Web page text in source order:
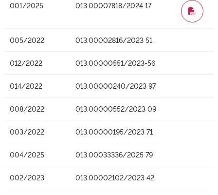
001/2025 013.00007818/2024 17
WORD
005/2022 013.00002816/2023 51
012/2022 013.00000551/2023-56
014/2022 013.00000240/2023 97
008/2022 013.00000552/2023 09
003/2022 013.00000195/2023 71
004/2025 013.00033336/2025 79
002/2023 013.00002102/2023 42